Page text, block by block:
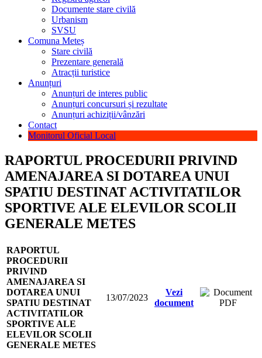
Documente stare civilă
Urbanism
SVSU
Comuna Meteș
Stare civilă
Prezentare generală
Atracții turistice
Anunțuri
Anunțuri de interes public
Anunțuri concursuri și rezultate
Anunțuri achiziții/vânzări
Contact
Monitorul Oficial Local
RAPORTUL PROCEDURII PRIVIND
AMENAJAREA SI DOTAREA UNUI
SPATIU DESTINAT ACTIVITATILOR
SPORTIVE ALE ELEVILOR SCOLII
GENERALE METES
RAPORTUL
PROCEDURII
PRIVIND
AMENAJAREA SI
DOTAREA UNUI
SPATIU DESTINAT
ACTIVITATILOR
SPORTIVE ALE
ELEVILOR SCOLII
GENERALE METES
13/07/2023
Vezi
document